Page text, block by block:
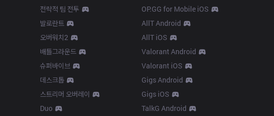
전략적 팀 전투
발로란트
오버워치2
배틀그라운드
슈퍼바이브
데스크톱
스트리머 오버레이
Duo
OP.GG for Mobile iOS
AllT Android
AllT iOS
Valorant Android
Valorant iOS
Gigs Android
Gigs iOS
TalkG Android